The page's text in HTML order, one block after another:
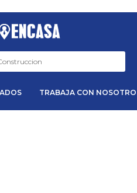
TRABAJA CON